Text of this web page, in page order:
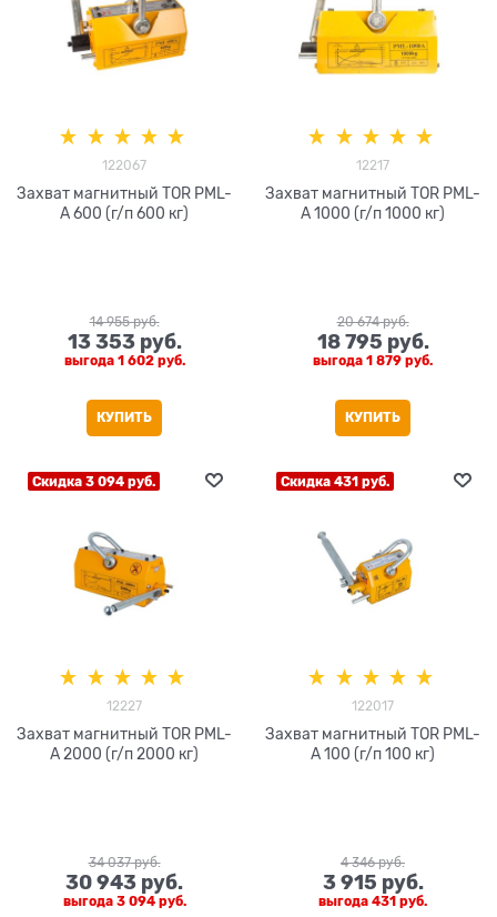
122067
Захват магнитный TOR PML-
A 600 (г/п 600 кг)
14 955 руб.
13 353 руб.
выгода 1 602 руб.
КУПИТЬ
12217
Захват магнитный TOR PML-
A 1000 (г/п 1000 кг)
20 674 руб.
18 795 руб.
выгода 1 879 руб.
КУПИТЬ
Скидка 3 094 руб.
12227
Захват магнитный TOR PML-
A 2000 (г/п 2000 кг)
34 037 руб.
30 943 руб.
выгода 3 094 руб.
Скидка 431 руб.
122017
Захват магнитный TOR PML-
A 100 (г/п 100 кг)
4 346 руб.
3 915 руб.
выгода 431 руб.